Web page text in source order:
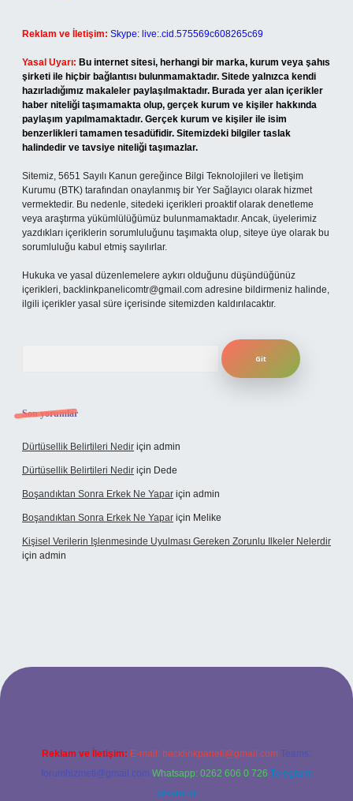
Reklam ve İletişim: Skype: live:.cid.575569c608265c69
Yasal Uyarı: Bu internet sitesi, herhangi bir marka, kurum veya şahıs
şirketi ile hiçbir bağlantısı bulunmamaktadır. Sitede yalnızca kendi
hazırladığımız makaleler paylaşılmaktadır. Burada yer alan içerikler
haber niteliği taşımamakta olup, gerçek kurum ve kişiler hakkında
paylaşım yapılmamaktadır. Gerçek kurum ve kişiler ile isim
benzerlikleri tamamen tesadüfidir. Sitemizdeki bilgiler taslak
halindedir ve tavsiye niteliği taşımazlar.
Sitemiz, 5651 Sayılı Kanun gereğince Bilgi Teknolojileri ve İletişim
Kurumu (BTK) tarafından onaylanmış bir Yer Sağlayıcı olarak hizmet
vermektedir. Bu nedenle, sitedeki içerikleri proaktif olarak denetleme
veya araştırma yükümlülüğümüz bulunmamaktadır. Ancak, üyelerimiz
yazdıkları içeriklerin sorumluluğunu taşımakta olup, siteye üye olarak bu
sorumluluğu kabul etmiş sayılırlar.
Hukuka ve yasal düzenlemelere aykırı olduğunu düşündüğünüz
içerikleri, backlinkpanelicomtr@gmail.com adresine bildirmeniz halinde,
ilgili içerikler yasal süre içerisinde sitemizden kaldırılacaktır.
Son yorumlar
Dürtüsellik Belirtileri Nedir için admin
Dürtüsellik Belirtileri Nedir için Dede
Boşandıktan Sonra Erkek Ne Yapar için admin
Boşandıktan Sonra Erkek Ne Yapar için Melike
Kişisel Verilerin Işlenmesinde Uyulması Gereken Zorunlu Ilkeler Nelerdir
için admin
Reklam ve İletişim: E-mail: backlinkpaneli@gmail.com Teams:
forumhizmeti@gmail.com Whatsapp: 0262 606 0 726 Telegram:
@karabul